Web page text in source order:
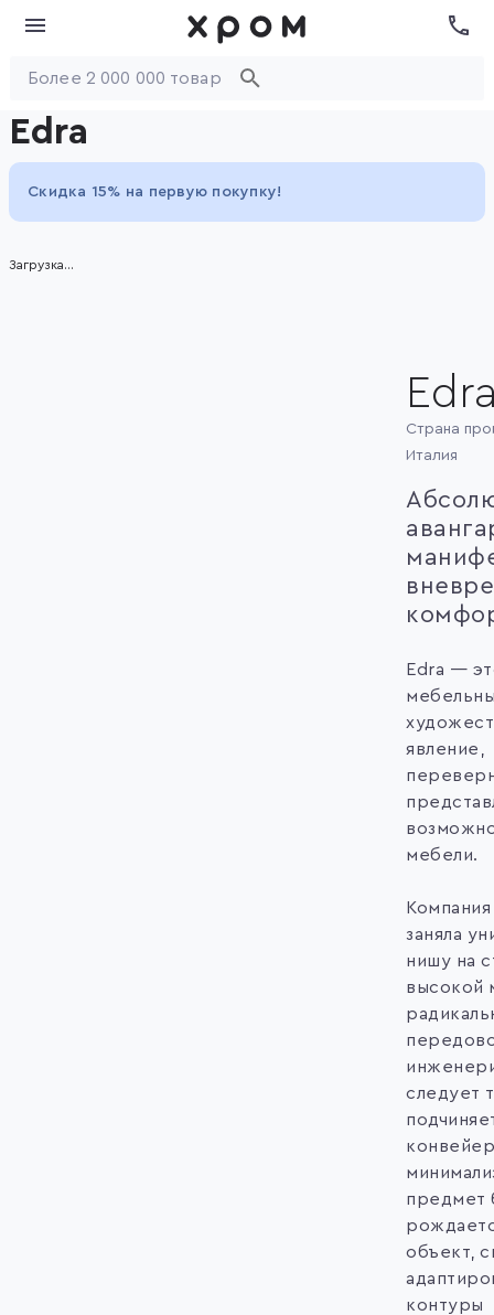
Edra
Скидка 15% на первую покупку!
Загрузка...
Страна
Италия
Edra —
явление,
мебели.
заняла
нишу на
высокой
следует
предмет
объект,
контуры